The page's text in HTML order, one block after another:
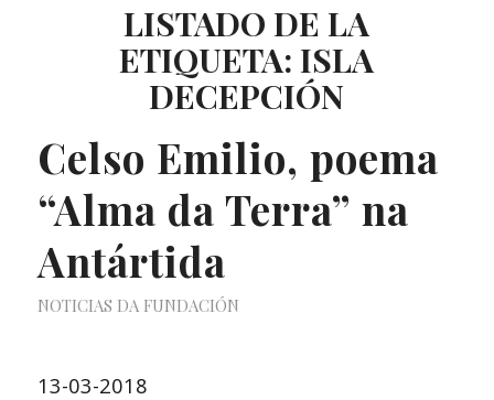
LISTADO DE LA
ETIQUETA:ISLA
DECEPCIÓN
Celso Emilio, poema
“Alma da Terra” na
Antártida
NOTICIAS DA FUNDACIÓN
13-03-2018